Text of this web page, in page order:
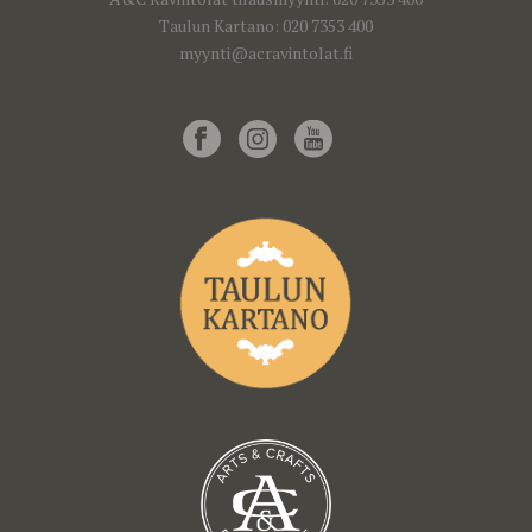
Taulun Kartano: 020 7353 400
myynti@acravintolat.fi